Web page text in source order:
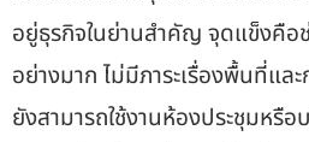
อยู่ธุรกิจในย่านสำคัญ จุดแข็งคือ
อย่างมาก ไม่มีภาระเรื่องพื้นที่แ
ยังสามารถใช้งานห้องประชุมหรือ